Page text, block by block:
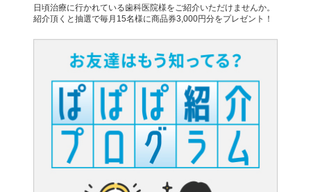
日頃治療に行かれている歯科医院様をご紹介いただけませんか。
紹介頂くと抽選で毎月15名様に商品券3,000円分をプレゼント！